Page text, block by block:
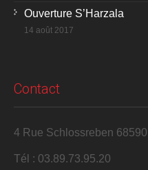
Ouverture S’Harzala
14 août 2017
Contact
4 Rue Schlossreben
Tél : 03.89.73.95.20